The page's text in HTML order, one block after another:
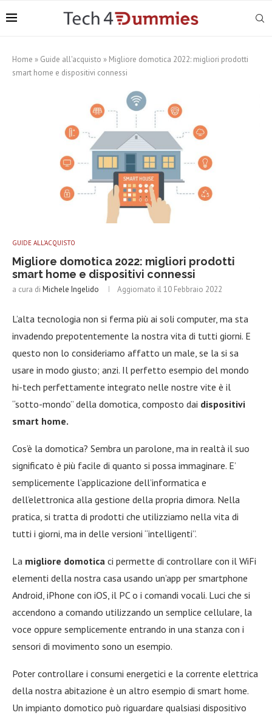
Home » Guide all'acquisto » Migliore domotica 2022: migliori prodotti
smart home e dispositivi connessi
GUIDE ALL'ACQUISTO
Migliore domotica 2022: migliori prodotti
smart home e dispositivi connessi
a cura di Michele Ingelido Aggiornato il10 Febbraio 2022
L’alta tecnologia non si ferma più ai soli computer, ma sta
invadendo prepotentemente la nostra vita di tutti giorni. E
questo non lo consideriamo affatto un male, se la si sa
usare in modo giusto; anzi. Il perfetto esempio del mondo
hi-tech perfettamente integrato nelle nostre vite è il
“sotto-mondo” della domotica, composto dai dispositivi
smart home.
Cos’è la domotica? Sembra un parolone, ma in realtà il suo
significato è più facile di quanto si possa immaginare. E’
semplicemente l’applicazione dell’informatica e
dell’elettronica alla gestione della propria dimora. Nella
pratica, si tratta di prodotti che utilizziamo nella vita di
tutti i giorni, ma in delle versioni “intelligenti”.
La migliore domotica ci permette di controllare con il WiFi
elementi della nostra casa usando un’app per smartphone
Android, iPhone con iOS, il PC o i comandi vocali. Luci che si
accendono a comando utilizzando un semplice cellulare, la
voce oppure semplicemente entrando in una stanza con i
sensori di movimento sono un esempio.
Poter controllare i consumi energetici e la corrente elettrica
della nostra abitazione è un altro esempio di smart home.
Un impianto domotico può riguardare qualsiasi dispositivo